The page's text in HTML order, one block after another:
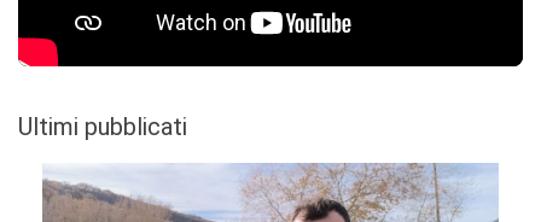
Ultimi pubblicati